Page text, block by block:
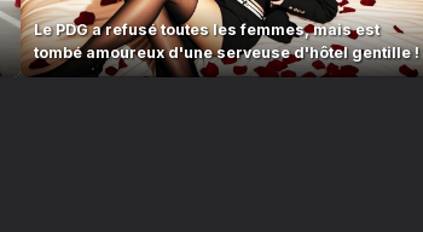
Le PDG a refusé toutes les femmes, mais est
tombé amoureux d'une serveuse d'hôtel gentille !